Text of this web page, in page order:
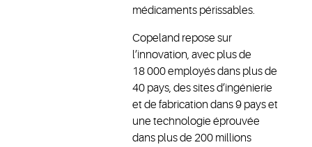
médicaments périssables.
Copeland repose sur
l’innovation, avec plus de
18 000 employés dans plus de
40 pays, des sites d’ingénierie
et de fabrication dans 9 pays et
une technologie éprouvée
dans plus de 200 millions